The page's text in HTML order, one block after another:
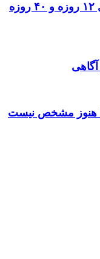
۲ عامل مهم صهیونیست‌ها در جنگ‌های ۱۲ روزه و ۴۰ روزه